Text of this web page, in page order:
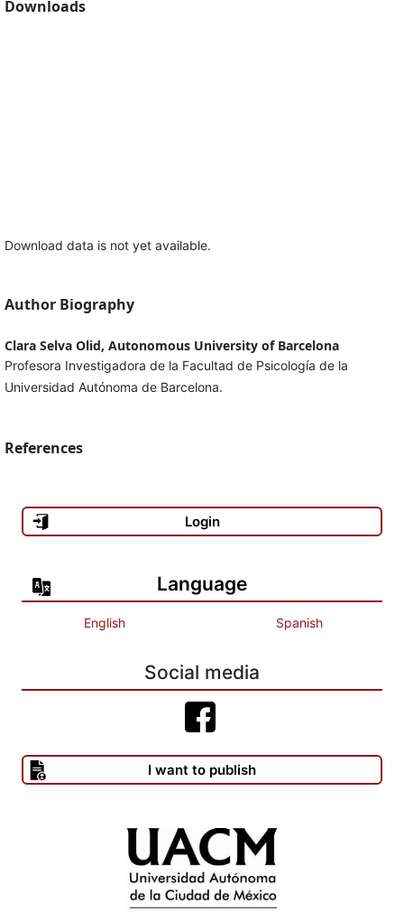
Downloads
Download data is not yet available.
Author Biography
Clara Selva Olid, Autonomous University of Barcelona
Profesora Investigadora de la Facultad de Psicología de la
Universidad Autónoma de Barcelona.
References
Login
Language
English Spanish
Social media
I want to publish